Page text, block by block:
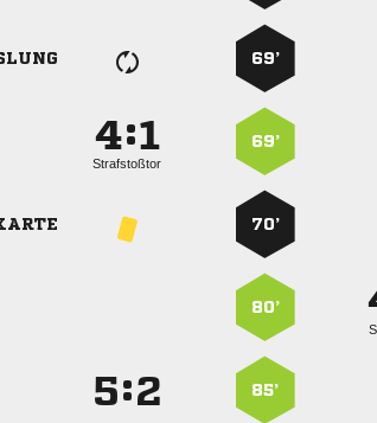
69’
:
Strafstoßtor
69’
70’
80’
: 85’